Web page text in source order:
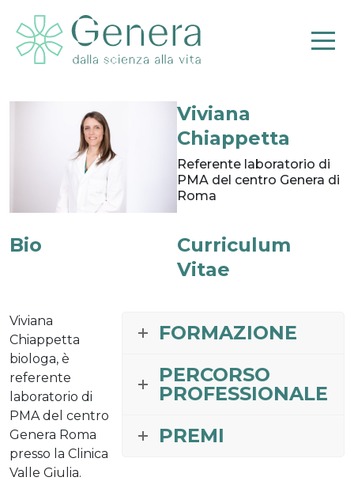
Viviana
Chiappetta
Referente laboratorio di
PMA del centro Genera di
Roma
Bio
Curriculum
Vitae
Viviana
Chiappetta
biologa, è
referente
laboratorio di
PMA del centro
Genera Roma
presso la Clinica
Valle Giulia.
FORMAZIONE
PERCORSO
PROFESSIONALE
PREMI